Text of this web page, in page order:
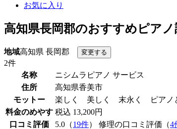
お気に入り
高知県長岡郡のおすすめピア
地域高知県 長岡郡
2件
名称
ニシムラピアノ サービス
住所
高知県香美市
モットー
楽しく 美しく 末永く ピアノと
料金のめやす 税込 13,200円
口コミ評価
5.0（19件） 修理の口コミ評価（4